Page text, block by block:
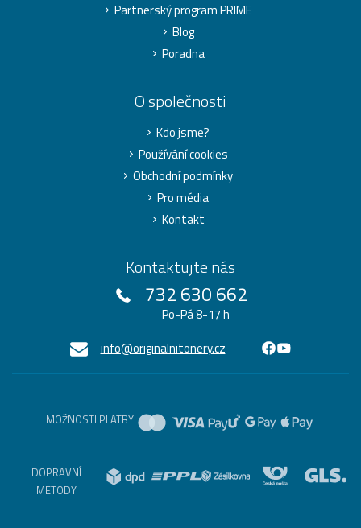
Partnerský program PRIME
Blog
Poradna
O společnosti
Kdo jsme?
Používání cookies
Obchodní podmínky
Pro média
Kontakt
Kontaktujte nás
732 630 662
Po-Pá 8-17 h
info@originalnitonery.cz
MOŽNOSTI PLATBY
DOPRAVNÍ
METODY